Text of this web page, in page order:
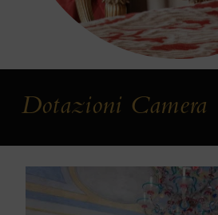
Dotazioni Camera